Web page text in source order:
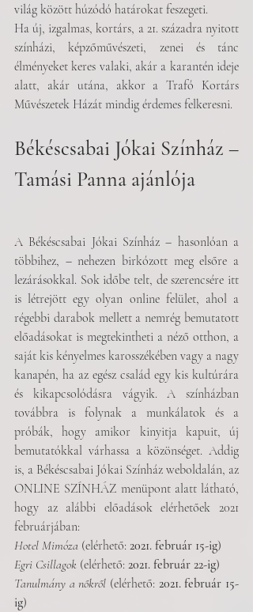
világ között húzódó határokat feszegeti.
Ha új, izgalmas, kortárs, a 21. századra nyitott
színházi, képzőművészeti, zenei és tánc
élményeket keres valaki, akár a karantén ideje
alatt, akár utána, akkor a Trafó Kortárs
Művészetek Házát mindig érdemes felkeresni.
Békéscsabai Jókai Színház –
Tamási Panna ajánlója
A Békéscsabai Jókai Színház – hasonlóan a
többihez, – nehezen birkózott meg elsőre a
lezárásokkal. Sok időbe telt, de szerencsére itt
is létrejött egy olyan online felület, ahol a
régebbi darabok mellett a nemrég bemutatott
előadásokat is megtekintheti a néző otthon, a
saját kis kényelmes karosszékében vagy a nagy
kanapén, ha az egész család egy kis kultúrára
és kikapcsolódásra vágyik. A színházban
továbbra is folynak a munkálatok és a
próbák, hogy amikor kinyitja kapuit, új
bemutatókkal várhassa a közönséget. Addig
is, a Békéscsabai Jókai Színház weboldalán, az
ONLINE SZÍNHÁZ menüpont alatt látható,
hogy az alábbi előadások elérhetőek 2021
februárjában:
Hotel Mimóza (elérhető: 2021. február 15-ig)
Egri Csillagok (elérhető: 2021. február 22-ig)
Tanulmány a nőkről (elérhető: 2021. február 15-
ig)